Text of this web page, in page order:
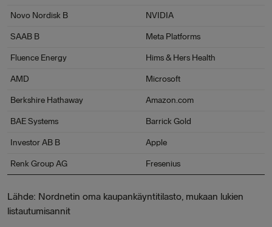
Novo Nordisk B NVIDIA
SAAB B Meta Platforms
Fluence Energy Hims & Hers Health
AMD Microsoft
Berkshire Hathaway Amazon.com
BAE Systems Barrick Gold
Investor AB B Apple
Renk Group AG Fresenius
Lähde: Nordnetin oma kaupankäyntitilasto, mukaan lukien
listautumisannit